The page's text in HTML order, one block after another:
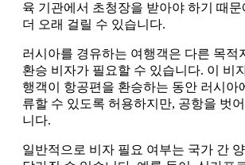
육 기관에서 초청장을 받아야 하기 때문
더 오래 걸릴 수 있습니다.
러시아를 경유하는 여행객은 다른 목적
환승 비자가 필요할 수 있습니다. 이 비
행객이 항공편을 환승하는 동안 러시아
류할 수 있도록 허용하지만, 공항을 벗
니다.
일반적으로 비자 필요 여부는 국가 간